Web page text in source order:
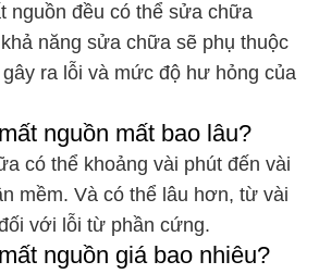
nguồn đều có thể sửa chữa
năng sửa chữa sẽ phụ thuộc
ra lỗi và mức độ hư hỏng của
nguồn mất bao lâu?
có thể khoảng vài phút đến vài
mềm. Và có thể lâu hơn, từ vài
với lỗi từ phần cứng.
nguồn giá bao nhiêu?